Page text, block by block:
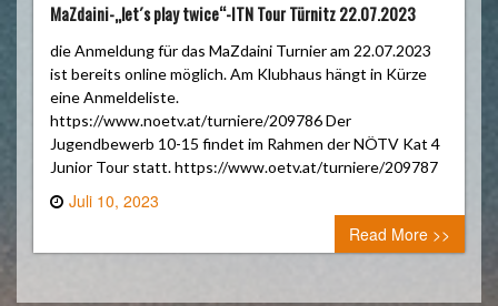
MaZdaini-„let´s play twice“-ITN Tour Türnitz 22.07.2023
die Anmeldung für das MaZdaini Turnier am 22.07.2023
ist bereits online möglich. Am Klubhaus hängt in Kürze
eine Anmeldeliste.
https://www.noetv.at/turniere/209786 Der
Jugendbewerb 10-15 findet im Rahmen der NÖTV Kat 4
Junior Tour statt. https://www.oetv.at/turniere/209787
Juli 10, 2023
0 comment
Read More >>